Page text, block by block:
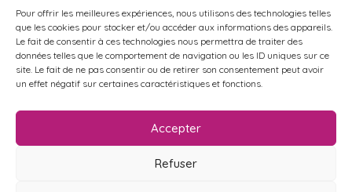
Pour offrir les meilleures expériences, nous utilisons des technologies telles
que les cookies pour stocker et/ou accéder aux informations des appareils.
Le fait de consentir à ces technologies nous permettra de traiter des
données telles que le comportement de navigation ou les ID uniques sur ce
site. Le fait de ne pas consentir ou de retirer son consentement peut avoir
un effet négatif sur certaines caractéristiques et fonctions.
Accepter
Refuser
HISTOIRE IMMIGRATION ISRAËL PALESTINE ITALIE
MACRON MARTIN MARXISME MIGRANT-ES
MUNICIPALES MÉLENCHON NUPES OBONO
OCCITANIE PORTUGAL RETRAITES RUSSIE
VIOLENCES SEXISTES ÉCOLOGIE
ÉCOSOCIALISME ÉLECTIONS